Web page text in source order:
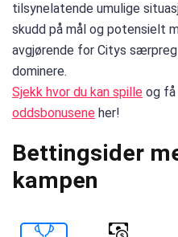
tilsynelatende umulige
skudd på mål og potensielt
avgjørende for Citys
dominere.
Sjekk hvor du kan spille og få
oddsbonusene her!
Bettingsider
kampen